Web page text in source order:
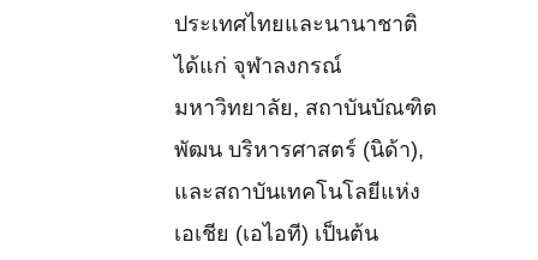
ประเทศไทยและนานาชาติ
ได้แก่ จุฬาลงกรณ์
มหาวิทยาลัย, สถาบันบัณฑิต
พัฒน บริหารศาสตร์ (นิด้า),
และสถาบันเทคโนโลยีแห่ง
เอเชีย (เอไอที) เป็นต้น